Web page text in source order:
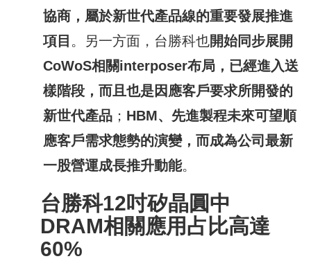
協商，屬於新世代產品線的重要發展推進
項目 。另一方面，台勝科也開始同步展開
CoWoS相關interposer布局，已經進入送
樣階段，而且也是因應客戶要求所開發的
新世代產品 ； HBM、先進製程未來可望順
應客戶需求態勢的演變，而成為公司最新
一股營運成長推升動能。
台勝科12吋矽晶圓中
DRAM相關應用占比高達
60%